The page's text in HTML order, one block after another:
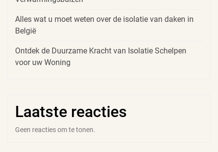
Alles wat u moet weten over de isolatie van daken in
België
Ontdek de Duurzame Kracht van Isolatie Schelpen
voor uw Woning
Laatste reacties
Geen reacties om te tonen.